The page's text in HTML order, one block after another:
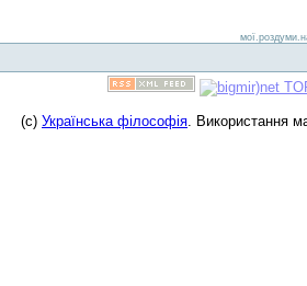
(c) Українська філософія. Використання